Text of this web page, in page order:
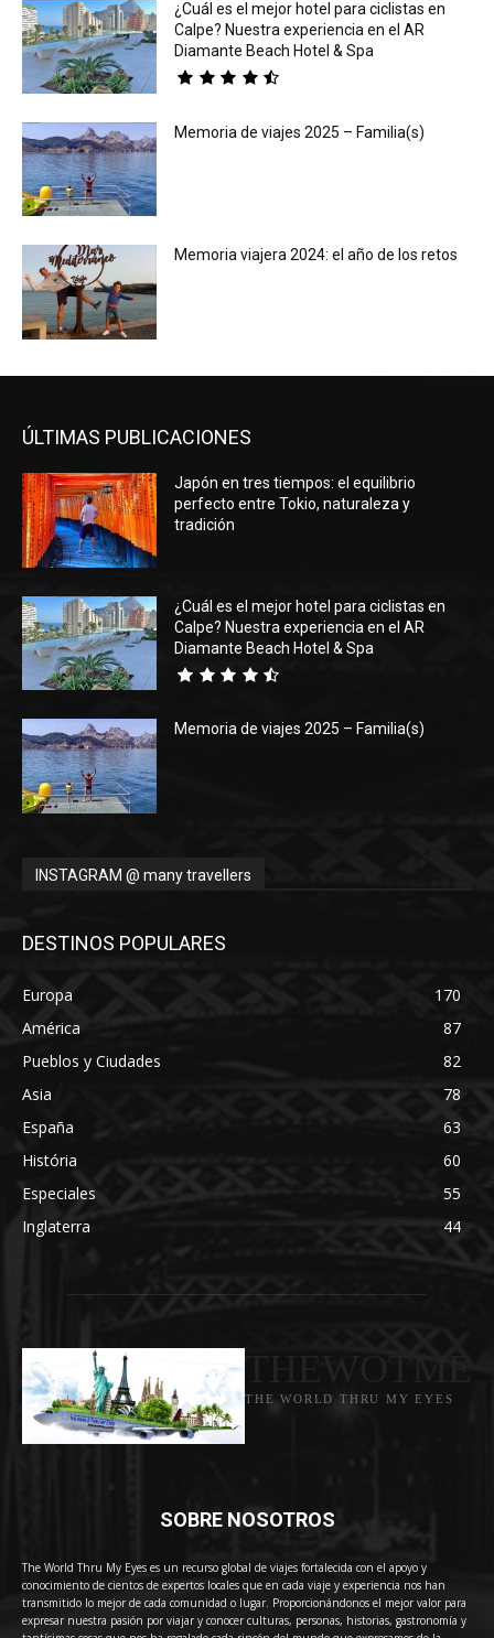
¿Cuál es el mejor hotel para ciclistas en
Calpe? Nuestra experiencia en el AR
Diamante Beach Hotel & Spa
Memoria de viajes 2025 – Familia(s)
Memoria viajera 2024: el año de los retos
ÚLTIMAS PUBLICACIONES
Japón en tres tiempos: el equilibrio
perfecto entre Tokio, naturaleza y
tradición
¿Cuál es el mejor hotel para ciclistas en
Calpe? Nuestra experiencia en el AR
Diamante Beach Hotel & Spa
Memoria de viajes 2025 – Familia(s)
INSTAGRAM @ many travellers
DESTINOS POPULARES
Europa
170
América
87
Pueblos y Ciudades
82
Asia
78
España
63
História
60
Especiales
55
Inglaterra
44
THE WORLD THRU MY EYES
SOBRE NOSOTROS
The World Thru My Eyes es un recurso global de viajes fortalecida con el apoyo y
conocimiento de cientos de expertos locales que en cada viaje y experiencia nos han
transmitido lo mejor de cada comunidad o lugar. Proporcionándonos el mejor valor para
expresar nuestra pasión por viajar y conocer culturas, personas, historias, gastronomía y